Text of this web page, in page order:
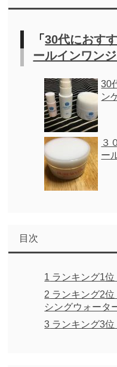
「30代におす
ールインワン
30
ン
３
ー
目次
1 ランキング1
2 ランキング2
シングウォータ
3 ランキング3